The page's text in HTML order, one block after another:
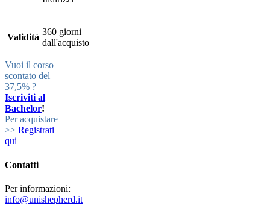
Validità
360 giorni
dall'acquisto
Vuoi il corso
scontato del
37,5% ?
Iscriviti al
Bachelor!
Per acquistare
>> Registrati
qui
Contatti
Per informazioni:
info@unishepherd.it